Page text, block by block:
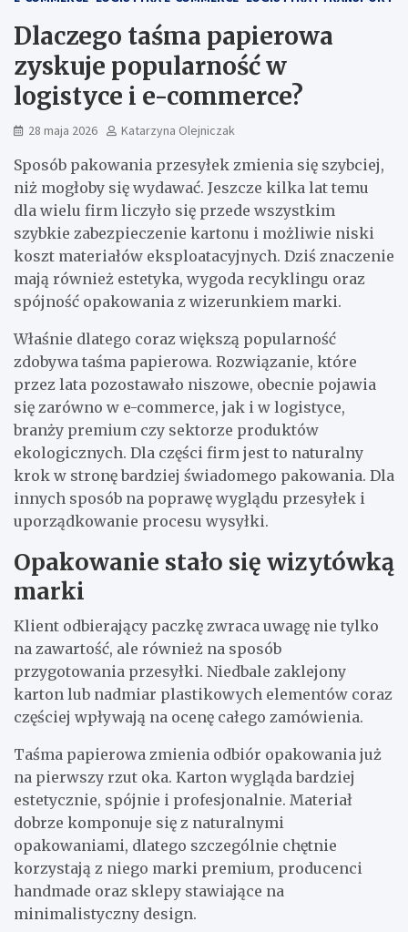
Dlaczego taśma papierowa
zyskuje popularność w
logistyce i e-commerce?
28 maja 2026 Katarzyna Olejniczak
Sposób pakowania przesyłek zmienia się szybciej,
niż mogłoby się wydawać. Jeszcze kilka lat temu
dla wielu firm liczyło się przede wszystkim
szybkie zabezpieczenie kartonu i możliwie niski
koszt materiałów eksploatacyjnych. Dziś znaczenie
mają również estetyka, wygoda recyklingu oraz
spójność opakowania z wizerunkiem marki.
Właśnie dlatego coraz większą popularność
zdobywa taśma papierowa. Rozwiązanie, które
przez lata pozostawało niszowe, obecnie pojawia
się zarówno w e-commerce, jak i w logistyce,
branży premium czy sektorze produktów
ekologicznych. Dla części firm jest to naturalny
krok w stronę bardziej świadomego pakowania. Dla
innych sposób na poprawę wyglądu przesyłek i
uporządkowanie procesu wysyłki.
Opakowanie stało się wizytówką
marki
Klient odbierający paczkę zwraca uwagę nie tylko
na zawartość, ale również na sposób
przygotowania przesyłki. Niedbale zaklejony
karton lub nadmiar plastikowych elementów coraz
częściej wpływają na ocenę całego zamówienia.
Taśma papierowa zmienia odbiór opakowania już
na pierwszy rzut oka. Karton wygląda bardziej
estetycznie, spójnie i profesjonalnie. Materiał
dobrze komponuje się z naturalnymi
opakowaniami, dlatego szczególnie chętnie
korzystają z niego marki premium, producenci
handmade oraz sklepy stawiające na
minimalistyczny design.